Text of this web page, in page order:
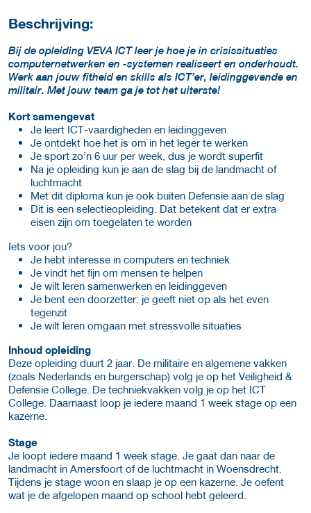
Beschrijving:
Bij de opleiding VEVA ICT leer je hoe je in crisissituaties
computernetwerken en -systemen realiseert en onderhoudt.
Werk aan jouw fitheid en skills als ICT’er, leidinggevende en
militair. Met jouw team ga je tot het uiterste!
Kort samengevat
Je leert ICT-vaardigheden en leidinggeven
Je ontdekt hoe het is om in het leger te werken
Je sport zo’n 6 uur per week, dus je wordt superfit
Na je opleiding kun je aan de slag bij de landmacht of
luchtmacht
Met dit diploma kun je ook buiten Defensie aan de slag
Dit is een selectieopleiding. Dat betekent dat er extra
eisen zijn om toegelaten te worden
Iets voor jou?
Je hebt interesse in computers en techniek
Je vindt het fijn om mensen te helpen
Je wilt leren samenwerken en leidinggeven
Je bent een doorzetter: je geeft niet op als het even
tegenzit
Je wilt leren omgaan met stressvolle situaties
Inhoud opleiding
Deze opleiding duurt 2 jaar. De militaire en algemene vakken
(zoals Nederlands en burgerschap) volg je op het Veiligheid &
Defensie College. De techniekvakken volg je op het ICT
College. Daarnaast loop je iedere maand 1 week stage op een
kazerne.
Stage
Je loopt iedere maand 1 week stage. Je gaat dan naar de
landmacht in Amersfoort of de luchtmacht in Woensdrecht.
Tijdens je stage woon en slaap je op een kazerne. Je oefent
wat je de afgelopen maand op school hebt geleerd.